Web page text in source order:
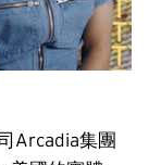
Arcadia集團